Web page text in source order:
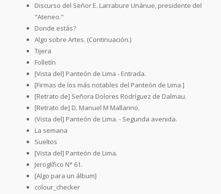
Discurso del Señor E. Larrabure Unánue, presidente del
"Ateneo."
Donde estás?
Algo sobre Artes. (Continuación.)
Tijera
Folletín
[Vista del] Panteón de Lima - Entrada.
[Firmas de los más notables del Panteón de Lima.]
[Retrato de] Señora Dolores Rodríguez de Dalmau.
[Retrato de] D. Manuel M Mallarino.
(Vista del] Panteón de Lima. - Segunda avenida.
La semana
Sueltos
[Vista del] Panteón de Lima.
Jeroglífico N° 61.
[Algo para un álbum]
colour_checker